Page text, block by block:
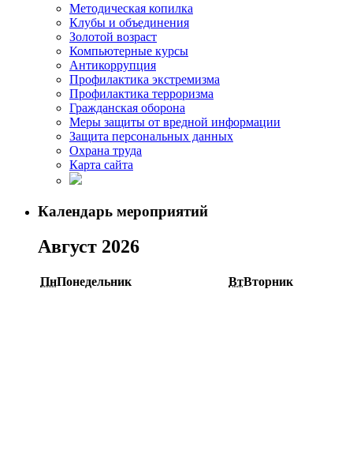
Методическая копилка
Клубы и объединения
Золотой возраст
Компьютерные курсы
Антикоррупция
Профилактика экстремизма
Профилактика терроризма
Гражданская оборона
Меры защиты от вредной информации
Защита персональных данных
Охрана труда
Карта сайта
Календарь мероприятий
Август 2026
ПнПонедельник ВтВторник